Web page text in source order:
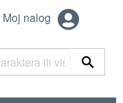
Moj nalog